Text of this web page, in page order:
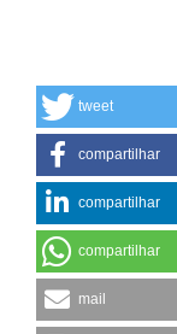
tweet
compartilhar
compartilhar
compartilhar
mail